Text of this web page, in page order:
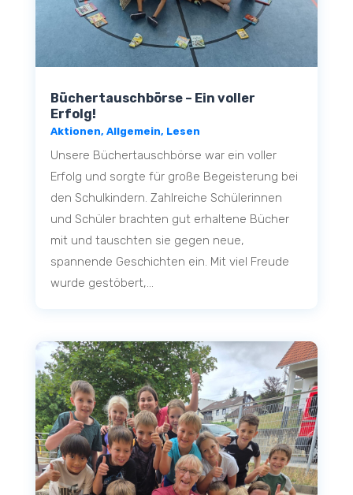
Büchertauschbörse – Ein voller
Erfolg!
Aktionen, Allgemein, Lesen
Unsere Büchertauschbörse war ein voller
Erfolg und sorgte für große Begeisterung bei
den Schulkindern. Zahlreiche Schülerinnen
und Schüler brachten gut erhaltene Bücher
mit und tauschten sie gegen neue,
spannende Geschichten ein. Mit viel Freude
wurde gestöbert,...